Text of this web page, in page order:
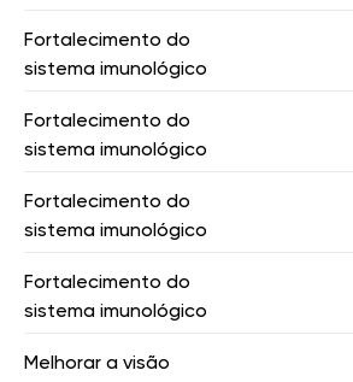
Fortalecimento do
sistema imunológico
Fortalecimento do
sistema imunológico
Fortalecimento do
sistema imunológico
Fortalecimento do
sistema imunológico
Melhorar a visão